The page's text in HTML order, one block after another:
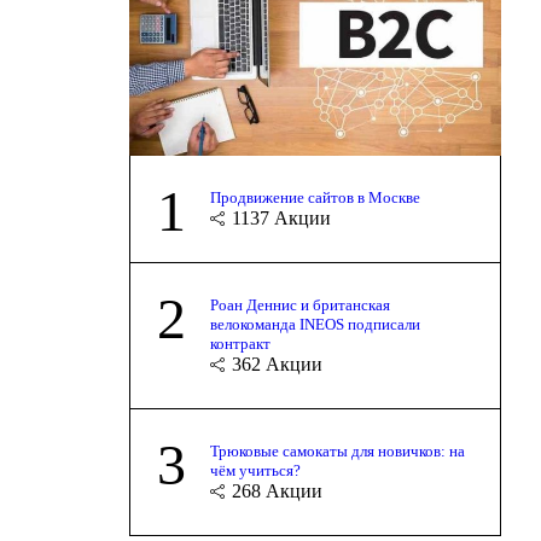
1 Продвижение сайтов в Москве
1137 Акции
2
Роан Деннис и британская
велокоманда INEOS подписали
контракт
362 Акции
3
Трюковые самокаты для новичков: на
чём учиться?
268 Акции